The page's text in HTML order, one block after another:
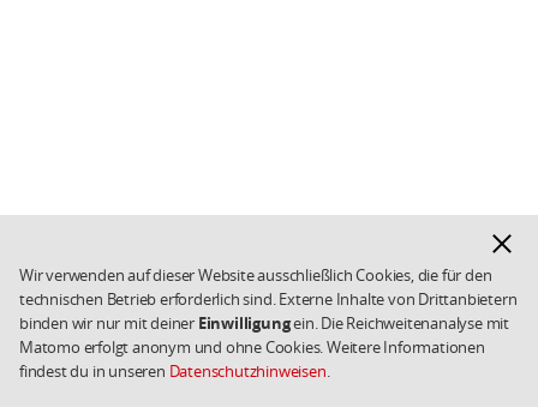
Wir verwenden auf dieser Website ausschließlich Cookies, die für den
technischen Betrieb erforderlich sind. Externe Inhalte von Drittanbietern
binden wir nur mit deiner Einwilligungein. Die Reichweitenanalyse mit
Matomo erfolgt anonym und ohne Cookies. Weitere Informationen
findest du in unseren Datenschutzhinweisen.